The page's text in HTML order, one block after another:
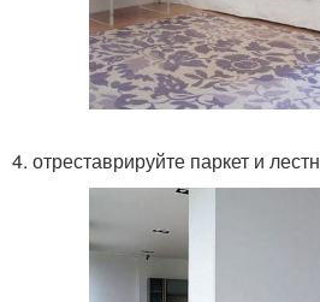
4. отреставрируйте паркет и